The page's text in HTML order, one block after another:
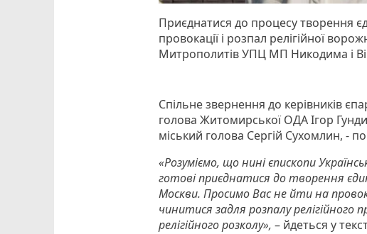
Приєднатися до процесу творення
провокації і розпал релігійної
Митрополитів УПЦ МП Никодима і
Спільне звернення до керівників
голова Житомирської ОДА Ігор
міський голова Сергій Сухомлин, -
«Розуміємо, що нині єпископи
готові приєднатися до творення
Москви. Просимо Вас не йти на
чинитися задля розпалу
релігійного розколу», – йдеться у